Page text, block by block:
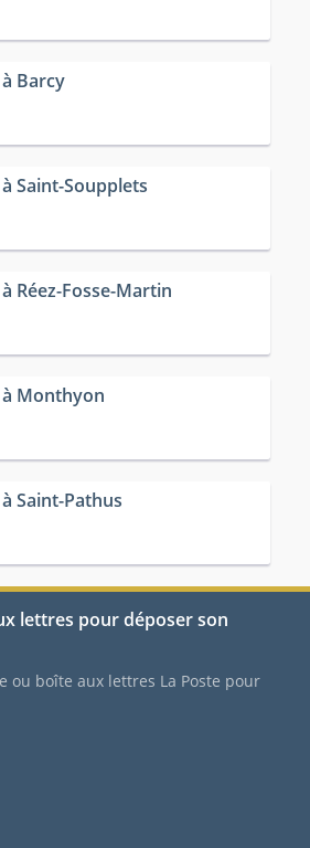
Barcy
Saint-Soupplets
Réez-Fosse-Martin
Monthyon
Saint-Pathus
lettres pour déposer son
ou boîte aux lettres La Poste pour